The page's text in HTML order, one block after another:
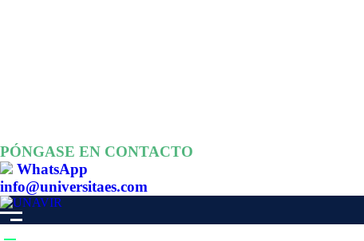
PÓNGASE EN CONTACTO
WhatsApp
info@universitaes.com